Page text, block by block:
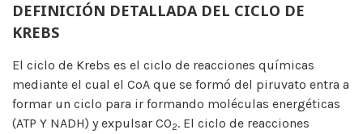
DEFINICIÓN DETALLADA DEL CICLO DE
KREBS
El ciclo de Krebs es el ciclo de reacciones químicas
mediante el cual el CoA que se formó del piruvato entra a
formar un ciclo para ir formando moléculas energéticas
(ATP Y NADH) y expulsar CO2. El ciclo de reacciones